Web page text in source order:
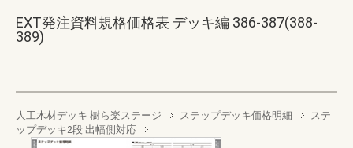
EXT発注資料規格価格表 デッキ編 386-387(388-
389)
人工木材デッキ 樹ら楽ステージ ステップデッキ価格明細
ステ
ップデッキ2段 出幅側対応